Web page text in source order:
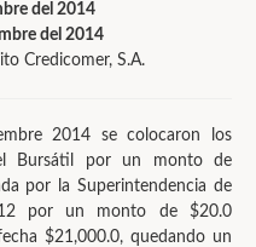
del 2014
del 2014
Credicomer, S.A.
2014 se colocaron los
Bursátil por un monto de
por la Superintendencia de
por un monto de $20.0
$21,000.0, quedando un